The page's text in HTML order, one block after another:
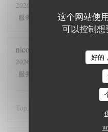
这个网站使
可以控制想
好的
2026-08-06
服务
氛围:5/5 菜单:5/5
nicolas
2026-08-06
- 13:00 - 来宾 3
服务
/5
Top, comme d'hab, un délice